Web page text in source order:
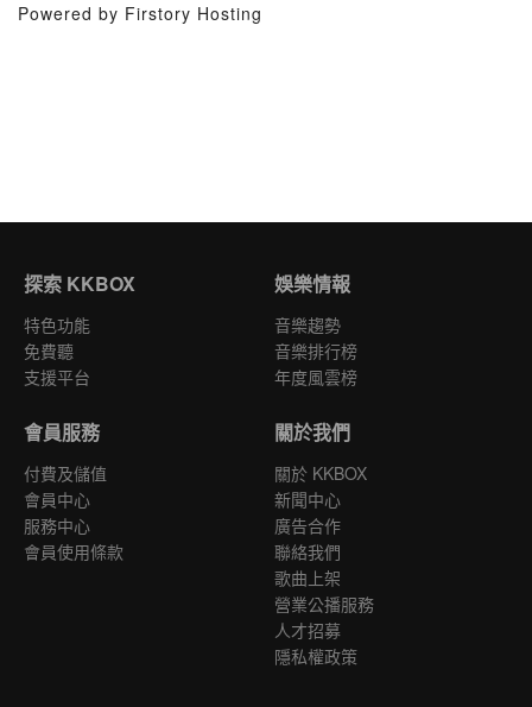
Powered by Firstory Hosting
探索 KKBOX
特色功能
免費聽
支援平台
娛樂情報
音樂趨勢
音樂排行榜
年度風雲榜
會員服務
付費及儲值
會員中心
服務中心
會員使用條款
關於我們
關於 KKBOX
新聞中心
廣告合作
聯絡我們
歌曲上架
營業公播服務
人才招募
隱私權政策